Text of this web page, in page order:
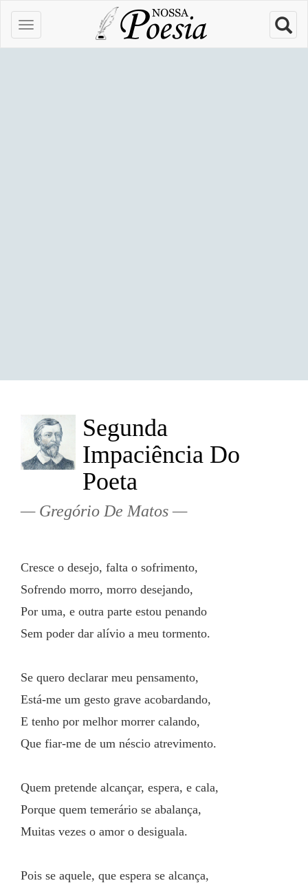
Segunda
Impaciência Do
Poeta
Gregório De Matos
Cresce o desejo, falta o sofrimento,
Sofrendo morro, morro desejando,
Por uma, e outra parte estou penando
Sem poder dar alívio a meu tormento.
Se quero declarar meu pensamento,
Está-me um gesto grave acobardando,
E tenho por melhor morrer calando,
Que fiar-me de um néscio atrevimento.
Quem pretende alcançar, espera, e cala,
Porque quem temerário se abalança,
Muitas vezes o amor o desiguala.
Pois se aquele, que espera se alcança,